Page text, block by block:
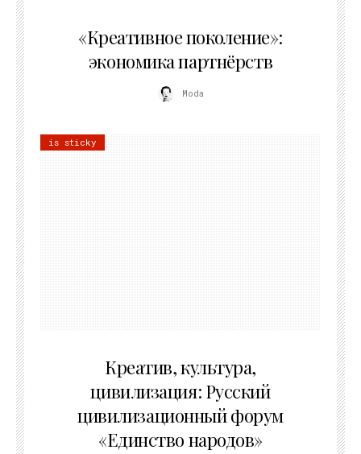
«Креативное поколение»:
экономика партнёрств
Moda
is sticky
Креатив, культура,
цивилизация: Русский
цивилизационный форум
«Единство народов»